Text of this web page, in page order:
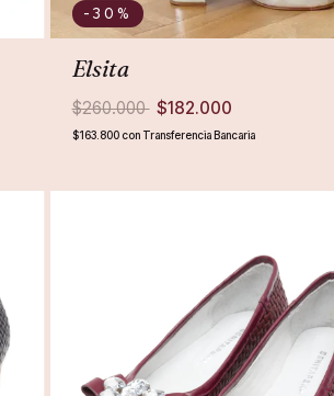
-30%
Elsita
$260.000 $182.000
$163.800 con Transferencia Bancaria